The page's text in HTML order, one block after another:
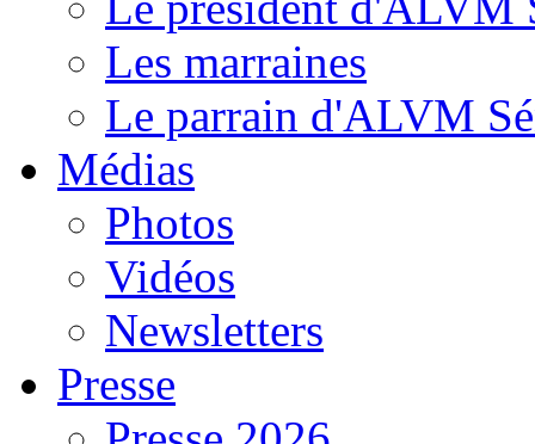
Les marraines
Le parrain d'ALVM
Médias
Photos
Vidéos
Newsletters
Presse